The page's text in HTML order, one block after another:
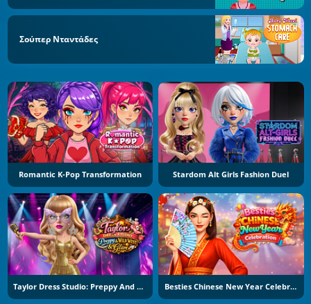
Σούπερ Νταντάδες
Romantic K-Pop Transformation Stardom Alt Girls Fashion Duel
Taylor Dress Studio: Preppy And Wild West Glam Besties Chinese New Year Celebration